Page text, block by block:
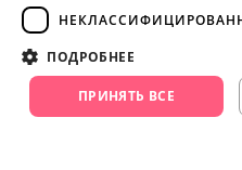
ПОДРОБНЕЕ
ПРИНЯТЬ ВСЕ